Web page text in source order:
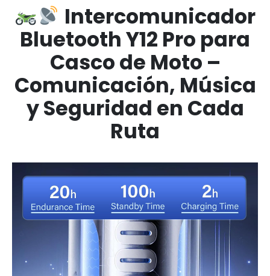
Intercomunicador
Bluetooth Y12 Pro para
Casco de Moto –
Comunicación, Música
y Seguridad en Cada
Ruta